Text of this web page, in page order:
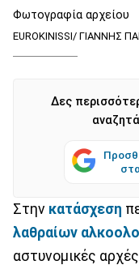
Φωτογραφία αρχείου
EUROKINISSI/ ΓΙΑΝΝΗΣ
Δες
Στην κατάσχεση
λαθραίων
αστυνομικές